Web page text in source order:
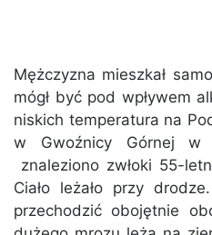
Mężczyzna mieszkał
mógł być pod wpływem
niskich temperatura na
w Gwoźnicy Górnej w
znaleziono zwłoki 55-
Ciało leżało przy
przechodzić obojętnie